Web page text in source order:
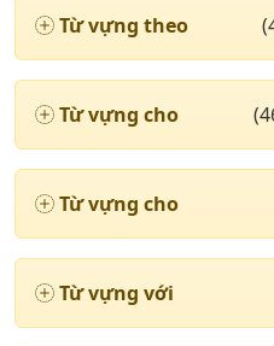
8. Khoa trong bệnh viện &
9. Những cặp từ trái nghĩa
10. Những cặp từ trái
11. Chủ đề thị trường
14. Chủ đề xuất nhập khẩu
Từ vựng theo
Từ vựng cho
Từ vựng cho
Từ vựng với